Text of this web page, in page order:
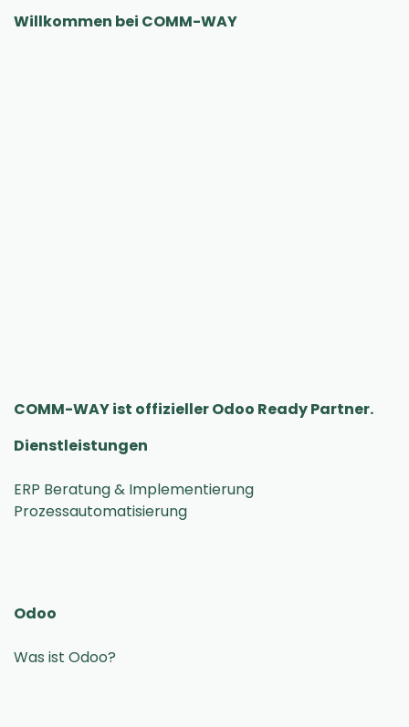
Willkommen bei COMM-WAY
COMM-WAY ist offizieller Odoo Ready Partner.
Dienstleistungen
ERP Beratung & Implementierung
Odoo
Was ist Odoo?